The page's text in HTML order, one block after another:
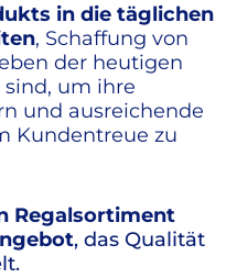
in die täglichen
, Schaffung von
der heutigen
um ihre
und ausreichende
Kundentreue zu
Regalsortiment
, das Qualität